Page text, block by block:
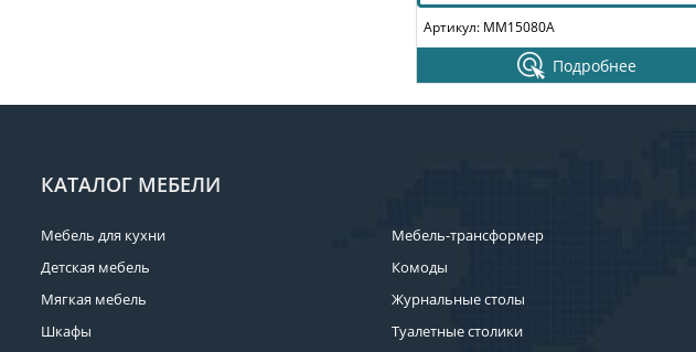
Артикул: MM15080A
Подробнее
КАТАЛОГ МЕБЕЛИ
Мебель для кухни
Детская мебель
Мягкая мебель
Шкафы
Мебель-трансформер
Комоды
Журнальные столы
Туалетные столики